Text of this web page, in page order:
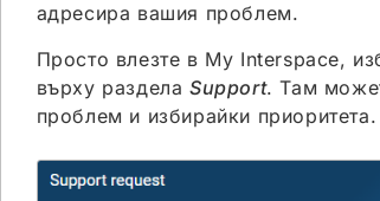
адресира вашия проблем.
Просто влезте в My Interspace,
върху раздела Support. Там
проблем и избирайки приоритета.